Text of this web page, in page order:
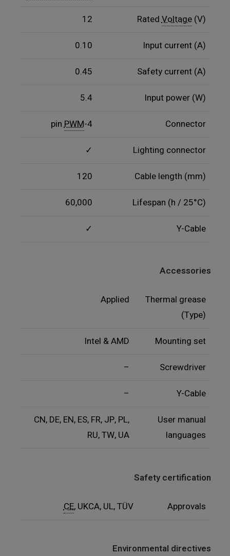
RatedVoltage(V)
12
Input current (A)
0.10
Safety current (A)
0.45
Input power (W)
5.4
Connector
4-pin
PWM
Lighting connector
✓
Cable length (mm)
120
Lifespan (h / 25°C)
60,000
Y-Cable
✓
Accessories
Thermal grease
(Type)
Applied
Mounting set
Intel & AMD
Screwdriver
–
Y-Cable
–
User manual
languages
CN, DE, EN, ES, FR, JP, PL,
RU, TW, UA
Safety certification
Approvals
CE, UKCA, UL, TÜV
Environmental directives